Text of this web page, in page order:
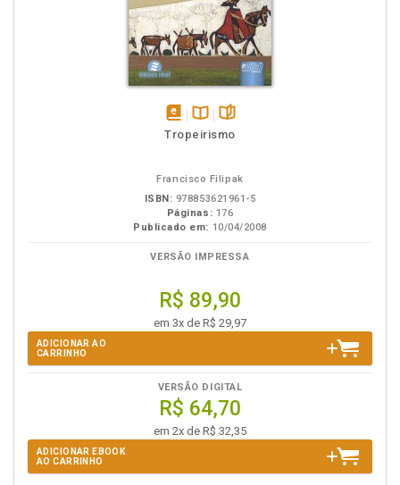
disponível
Disponível
páginas
Tropeirismo
Francisco Filipak
ISBN: 978853621961-5
Páginas: 176
Publicado em: 10/04/2008
VERSÃO IMPRESSA
R$ 89,90
em 3x de R$ 29,97
ADICIONAR AO
CARRINHO
VERSÃO DIGITAL
R$ 64,70
em 2x de R$ 32,35
ADICIONAR EBOOK
AO CARRINHO